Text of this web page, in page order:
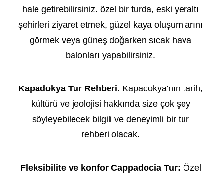
hale getirebilirsiniz. özel bir turda, eski yeraltı
şehirleri ziyaret etmek, güzel kaya oluşumlarını
görmek veya güneş doğarken sıcak hava
balonları yapabilirsiniz.
Kapadokya Tur Rehberi: Kapadokya'nın tarih,
kültürü ve jeolojisi hakkında size çok şey
söyleyebilecek bilgili ve deneyimli bir tur
rehberi olacak.
Fleksibilite ve konfor Cappadocia Tur: Özel